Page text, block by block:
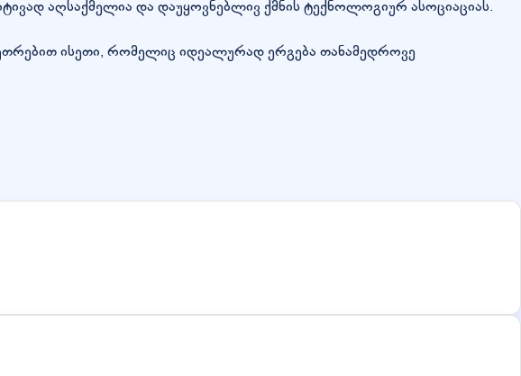
აღსაქმელია და დაუყოვნებლივ ქმნის ტექნოლოგიურ ასოციაციას.
ისეთი, რომელიც იდეალურად ერგება თანამედროვე